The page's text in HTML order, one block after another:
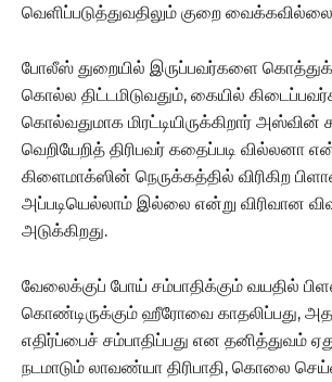
வெளிப்படுத்துவதிலும் குறை
போலீஸ் துறையில் இருப்பவர்களை
கொல்ல திட்டமிடுவதும், கையில்
கொல்வதுமாக மிரட்டியிருக்கிறார் அஸ்வின்
வெறியேறித் திரிபவர் கதைப்படி வில்லனா
கிளைமாக்ஸின் நெருக்கத்தில் விரிகிற
அப்படியெல்லாம் இல்லை என்று விரிவான
அடுக்கிறது.
வேலைக்குப் போய் சம்பாதிக்கும் வயதில்
கொண்டிருக்கும் ஹீரோவை காதலிப்பது,
எதிர்ப்பைச் சம்பாதிப்பது என தனித்துவம்
நடமாடும் லாவண்யா திரிபாதி, கொலை